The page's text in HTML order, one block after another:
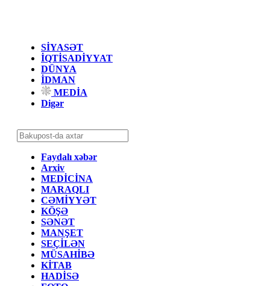
SİYASƏT
İQTİSADİYYAT
DÜNYA
İDMAN
MEDİA
Digər
Faydalı xəbər
Arxiv
MEDİCİNA
MARAQLI
CƏMİYYƏT
KÖŞƏ
SƏNƏT
MANŞET
SEÇİLƏN
MÜSAHİBƏ
KİTAB
HADİSƏ